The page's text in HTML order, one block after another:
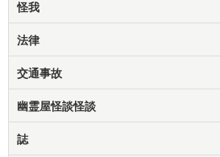
怪我
法律
交通事故
幽霊屋怪談怪談
誌